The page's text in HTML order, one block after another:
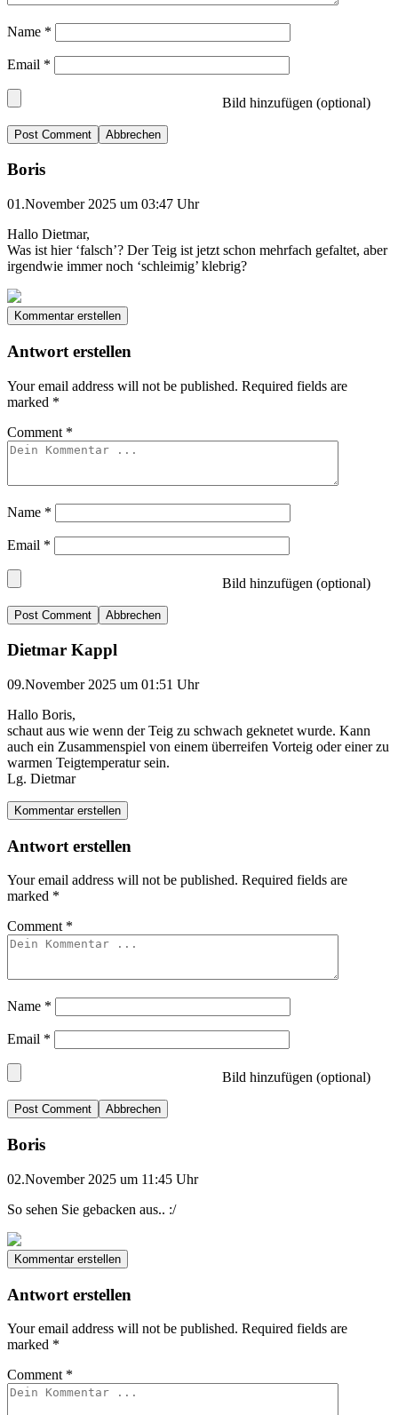
Name *
Email *
Bild hinzufügen (optional)
Abbrechen
Boris
01.November 2025 um 03:47 Uhr
Hallo Dietmar,
Was ist hier ‘falsch’? Der Teig ist jetzt schon mehrfach gefaltet, aber
irgendwie immer noch ‘schleimig’ klebrig?
Kommentar erstellen
Antwort erstellen
Your email address will not be published. Required fields are
marked *
Comment *
Name *
Email *
Bild hinzufügen (optional)
Abbrechen
Dietmar Kappl
09.November 2025 um 01:51 Uhr
Hallo Boris,
schaut aus wie wenn der Teig zu schwach geknetet wurde. Kann
auch ein Zusammenspiel von einem überreifen Vorteig oder einer zu
warmen Teigtemperatur sein.
Lg. Dietmar
Kommentar erstellen
Antwort erstellen
Your email address will not be published. Required fields are
marked *
Comment *
Name *
Email *
Bild hinzufügen (optional)
Abbrechen
Boris
02.November 2025 um 11:45 Uhr
So sehen Sie gebacken aus.. :/
Kommentar erstellen
Antwort erstellen
Your email address will not be published. Required fields are
marked *
Comment *